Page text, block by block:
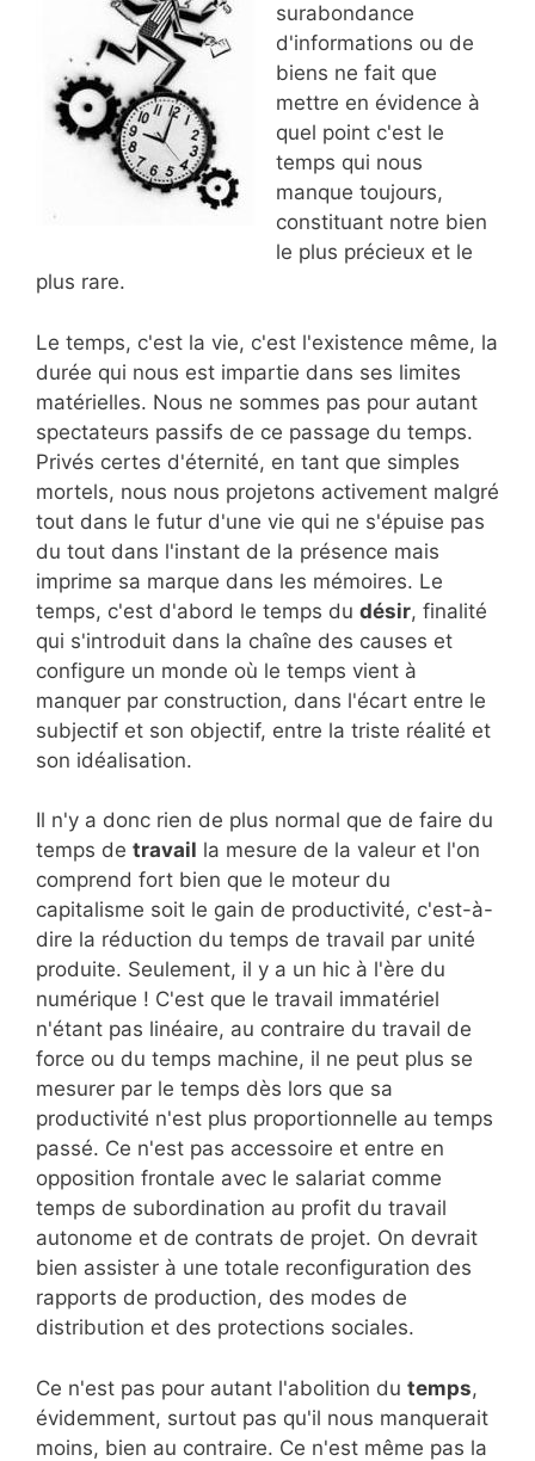
surabondance
d'informations ou de
biens ne fait que
mettre en évidence à
quel point c'est le
temps qui nous
manque toujours,
constituant notre bien
le plus précieux et le
plus rare.
Le temps, c'est la vie, c'est l'existence même, la
durée qui nous est impartie dans ses limites
matérielles. Nous ne sommes pas pour autant
spectateurs passifs de ce passage du temps.
Privés certes d'éternité, en tant que simples
mortels, nous nous projetons activement malgré
tout dans le futur d'une vie qui ne s'épuise pas
du tout dans l'instant de la présence mais
imprime sa marque dans les mémoires. Le
temps, c'est d'abord le temps du désir, finalité
qui s'introduit dans la chaîne des causes et
configure un monde où le temps vient à
manquer par construction, dans l'écart entre le
subjectif et son objectif, entre la triste réalité et
son idéalisation.
Il n'y a donc rien de plus normal que de faire du
temps de travail la mesure de la valeur et l'on
comprend fort bien que le moteur du
capitalisme soit le gain de productivité, c'est-à-
dire la réduction du temps de travail par unité
produite. Seulement, il y a un hic à l'ère du
numérique ! C'est que le travail immatériel
n'étant pas linéaire, au contraire du travail de
force ou du temps machine, il ne peut plus se
mesurer par le temps dès lors que sa
productivité n'est plus proportionnelle au temps
passé. Ce n'est pas accessoire et entre en
opposition frontale avec le salariat comme
temps de subordination au profit du travail
autonome et de contrats de projet. On devrait
bien assister à une totale reconfiguration des
rapports de production, des modes de
distribution et des protections sociales.
Ce n'est pas pour autant l'abolition du temps,
évidemment, surtout pas qu'il nous manquerait
moins, bien au contraire. Ce n'est même pas la